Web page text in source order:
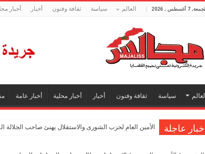
الجمعة, 7 أغسطس , 2026 العالم سياسة ثقافة وفنون أخبار أخبار
العالم سياسة ثقافة وفنون أخبار أخبار محلية أخبار عامة
أخبار عاجلة الأمين العام لحزب الشورى والاستقلال يهنئ صاحب